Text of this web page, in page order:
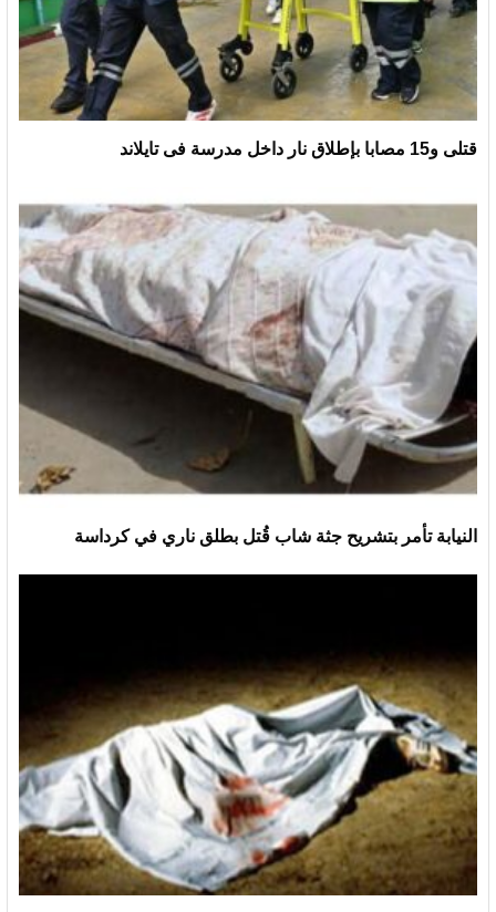
قتلى و15 مصابا بإطلاق نار داخل مدرسة فى تايلاند
النيابة تأمر بتشريح جثة شاب قُتل بطلق ناري في كرداسة